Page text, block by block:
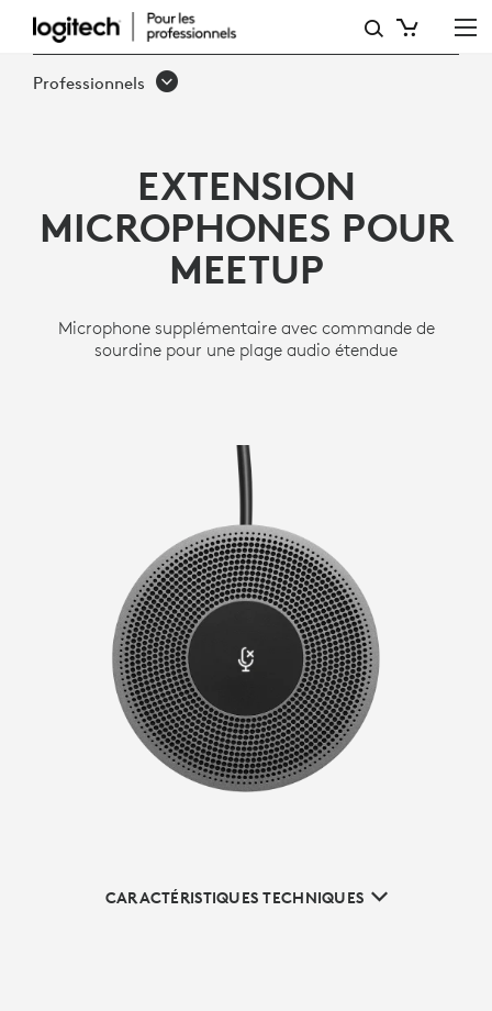
EXTENSION
MICROPHONES
CONFERENCECAM
Professionnels
EXTENSION
MICROPHONES POUR
MEETUP
Microphone supplémentaire avec commande de
sourdine pour une plage audio étendue
CARACTÉRISTIQUES TECHNIQUES